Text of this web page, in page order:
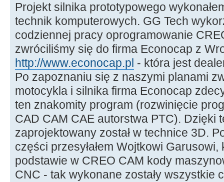
Projekt silnika prototypowego
technik komputerowych. GG Tech
codziennej pracy oprogramowanie
zwróciliśmy się do firma Econocap z
http://www.econocap.pl - która jest
Po zapoznaniu się z naszymi planami
motocykla i silnika firma Econocap
ten znakomity program (rozwinięcie
CAD CAM CAE autorstwa PTC). Dzięki
zaprojektowany został w technice 3D.
części przesyłałem Wojtkowi Garusowi,
podstawie w CREO CAM kody
CNC - tak wykonane zostały wszystkie